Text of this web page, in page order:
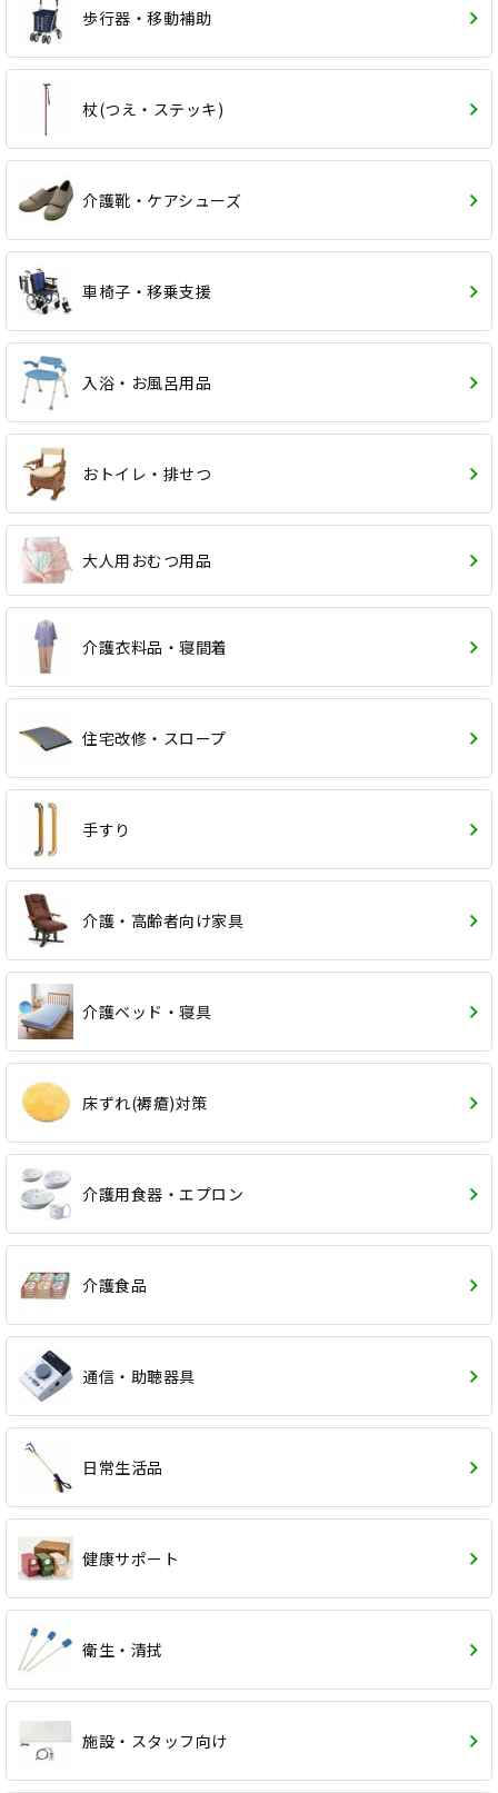
歩行器・移動補助
杖(つえ・ステッキ)
介護靴・ケアシューズ
車椅子・移乗支援
入浴・お風呂用品
おトイレ・排せつ
大人用おむつ用品
介護衣料品・寝間着
住宅改修・スロープ
手すり
介護・高齢者向け家具
介護ベッド・寝具
床ずれ(褥瘡)対策
介護用食器・エプロン
介護食品
通信・助聴器具
日常生活品
健康サポート
衛生・清拭
施設・スタッフ向け